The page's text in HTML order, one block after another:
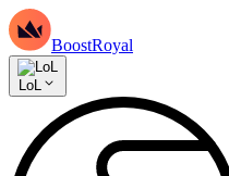
BoostRoyal
LoL